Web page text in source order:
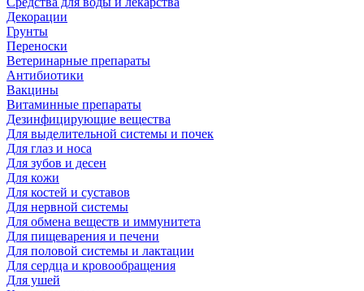
Декорации
Грунты
Переноски
Ветеринарные препараты
Антибиотики
Вакцины
Витаминные препараты
Дезинфицирующие вещества
Для выделительной системы и почек
Для глаз и носа
Для зубов и десен
Для кожи
Для костей и суставов
Для нервной системы
Для обмена веществ и иммунитета
Для пищеварения и печени
Для половой системы и лактации
Для сердца и кровообращения
Для ушей